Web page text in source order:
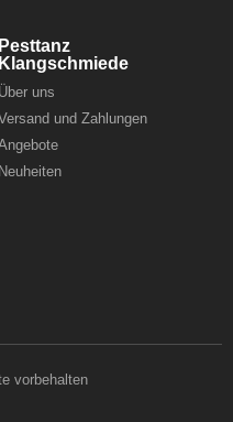
Pesttanz
Klangschmiede
Über uns
und Zahlungen
Neuheiten
vorbehalten